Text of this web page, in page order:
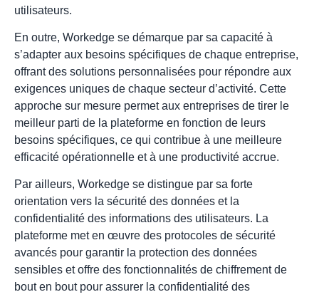
utilisateurs.
En outre, Workedge se démarque par sa capacité à
s’adapter aux besoins spécifiques de chaque entreprise,
offrant des solutions personnalisées pour répondre aux
exigences uniques de chaque secteur d’activité. Cette
approche sur mesure permet aux entreprises de tirer le
meilleur parti de la plateforme en fonction de leurs
besoins spécifiques, ce qui contribue à une meilleure
efficacité opérationnelle et à une productivité accrue.
Par ailleurs, Workedge se distingue par sa forte
orientation vers la sécurité des données et la
confidentialité des informations des utilisateurs. La
plateforme met en œuvre des protocoles de sécurité
avancés pour garantir la protection des données
sensibles et offre des fonctionnalités de chiffrement de
bout en bout pour assurer la confidentialité des